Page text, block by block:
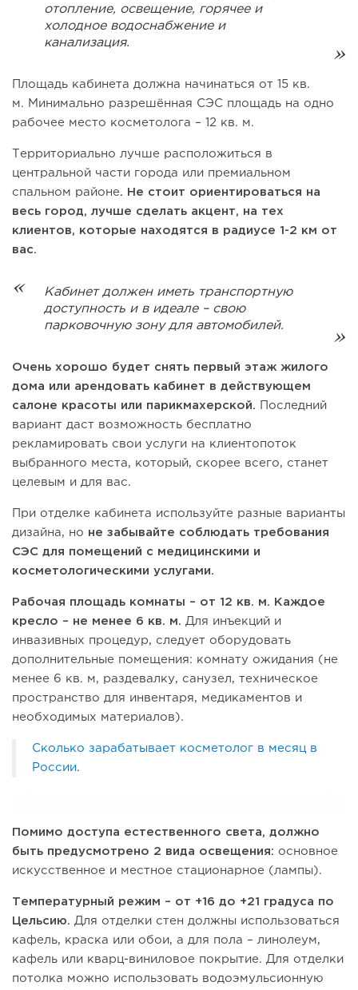
отопление, освещение, горячее и
холодное водоснабжение и
канализация.
Площадь кабинета должна начинаться от 15 кв.
м. Минимально разрешённая СЭС площадь на одно
рабочее место косметолога – 12 кв. м.
Территориально лучше расположиться в
центральной части города или премиальном
спальном районе. Не стоит ориентироваться на
весь город, лучше сделать акцент, на тех
клиентов, которые находятся в радиусе 1-2 км от
вас.
Кабинет должен иметь транспортную
доступность и в идеале – свою
парковочную зону для автомобилей.
Очень хорошо будет снять первый этаж жилого
дома или арендовать кабинет в действующем
салоне красоты или парикмахерской.
Последний
вариант даст возможность бесплатно
рекламировать свои услуги на клиентопоток
выбранного места, который, скорее всего, станет
целевым и для вас.
При отделке кабинета используйте разные варианты
дизайна, но не забывайте соблюдать требования
СЭС для помещений с медицинскими и
косметологическими услугами.
Рабочая площадь комнаты – от 12 кв. м. Каждое
кресло – не менее 6 кв. м. Для инъекций и
инвазивных процедур, следует оборудовать
дополнительные помещения: комнату ожидания (не
менее 6 кв. м, раздевалку, санузел, техническое
пространство для инвентаря, медикаментов и
необходимых материалов).
Сколько зарабатывает косметолог в месяц в
России.
Помимо доступа естественного света, должно
быть предусмотрено 2 вида освещения: основное
искусственное и местное стационарное (лампы).
Температурный режим – от +16 до +21 градуса по
Цельсию. Для отделки стен должны использоваться
кафель, краска или обои, а для пола – линолеум,
кафель или кварц-виниловое покрытие. Для отделки
потолка можно использовать водоэмульсионную